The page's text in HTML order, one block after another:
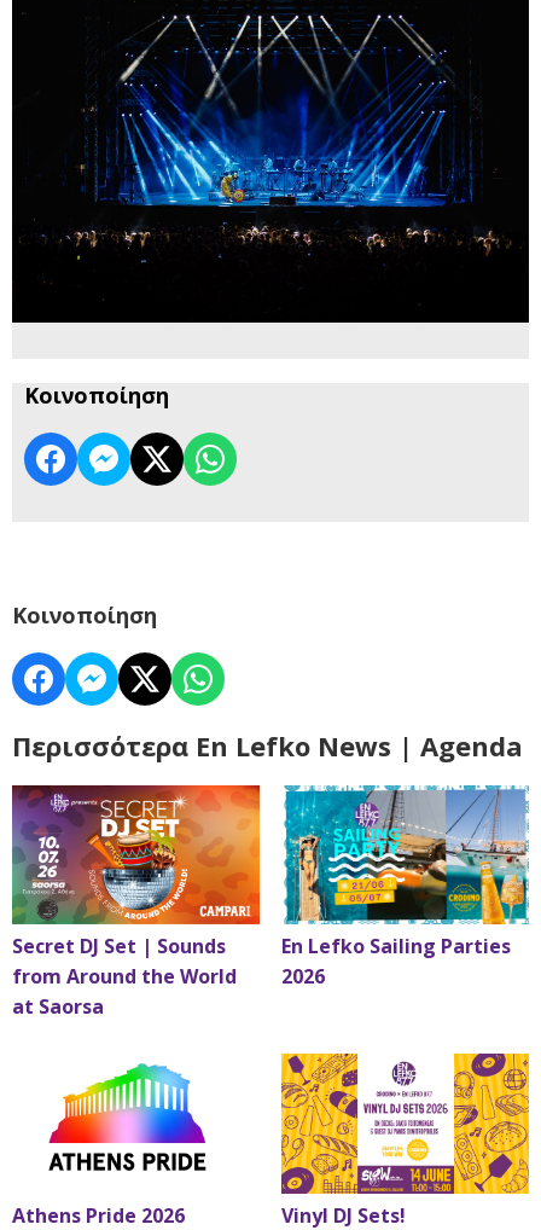
Κοινοποίηση
Κοινοποίηση
Περισσότερα En Lefko News | Agenda
Secret DJ Set | Sounds
from Around the World
at Saorsa
En Lefko Sailing Parties
2026
Athens Pride 2026 Vinyl DJ Sets!